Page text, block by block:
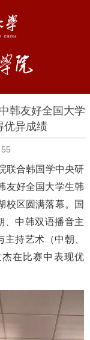
韩友好全国大学
优异成绩
55
联合韩国学中央研
友好全国大学生韩
校区圆满落幕。国
、中韩双语播音主
持艺术（中朝、
在比赛中表现优